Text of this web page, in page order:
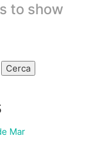
to show
Cerca
Mar